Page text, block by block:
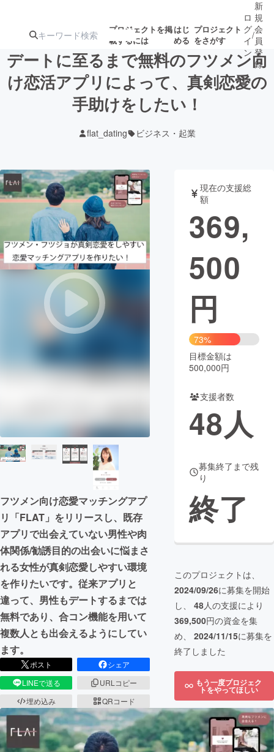
プロジェクトを掲
載するには
はじ
める
プロジェクト
をさがす
注目のリ 注目の新着プロ
ジェクト
募集終了が近いプ
テクノロジー・ガジェット
映像・映画 書籍・雑誌
ビジネス・起業 チャレンジ
まちづくり・地域活性化
CAMPFIRE for Social Good
CAMPFIRE Creation
コミュニティ
ロ
グ
イ
ン
/
新
規
会
員
登
録
デートに至るまで無料のフツメン向
け恋活アプリによって、真剣恋愛の
手助けをしたい！
flat_dating ビジネス・起業
フツメン向け恋愛マッチングアプ
リ「FLAT」をリリースし、既存
アプリで出会えていない男性や肉
体関係/勧誘目的の出会いに悩まさ
れる女性が真剣恋愛しやすい環境
を作りたいです。従来アプリと
違って、男性もデートするまでは
無料であり、合コン機能を用いて
複数人とも出会えるようにしてい
ます。
ポスト
シェア
LINEで送る
URLコピー
埋め込み
QRコード
現在の支援総
額
369,
500
円
73%
目標金額は
500,000円
支援者数
48人
募集終了まで残
り
終了
このプロジェクトは、
2024/09/26に募集を開始
し、 48人の支援により
369,500円の資金を集
め、 2024/11/15に募集を
終了しました
もう一度プロジェク
トをやってほしい